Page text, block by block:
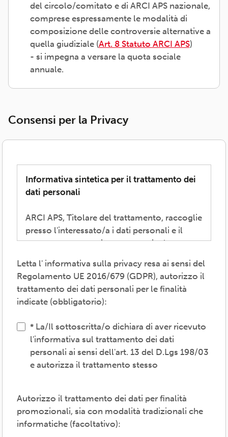
del circolo/comitato e di ARCI APS nazionale,
comprese espressamente le modalità di
composizione delle controversie alternative a
quella giudiziale (Art. 8 Statuto ARCI APS)
- si impegna a versare la quota sociale
annuale.
Consensi per la Privacy
Informativa sintetica per il trattamento dei
dati personali
ARCI APS, Titolare del trattamento, raccoglie
presso l'interessato/a i dati personali e il
consenso necessari per consentire la
perseguire i valori propri del movimento
ARCI e affermati negli atti associativi
fondamentali -anche mediante attività,
convenzioni e servizi-, provvedere agli
vigenti, inviare comunicazioni promozionali.
Il trattamento verrà effettuato: con modalità
cartacea e/o informatica; in modo lecito,
interni e/o comunicando i dati a soggetti
esterni (amministrazioni/autorità; fornitori di
specifici servizi di supporto -es. consulenza
Letta l' informativa sulla privacy resa ai sensi del
Regolamento UE 2016/679 (GDPR), autorizzo il
trattamento dei dati personali per le finalità
indicate (obbligatorio):
La/Il sottoscritta/o dichiara di aver ricevuto
l'informativa sul trattamento dei dati
personali ai sensi dell'art. 13 del D.Lgs 198/03
e autorizza il trattamento stesso
Autorizzo il trattamento dei dati per finalità
promozionali, sia con modalità tradizionali che
informatiche (facoltativo):